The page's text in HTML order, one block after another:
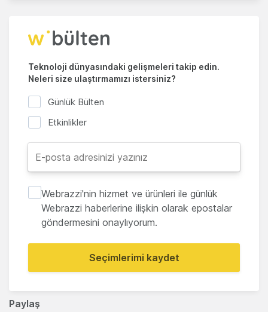
Paylaş
Teknoloji dünyasındaki gelişmeleri takip edin.
Neleri size ulaştırmamızı istersiniz?
Günlük Bülten
Etkinlikler
Webrazzi'nin hizmet ve ürünleri ile günlük
Webrazzi haberlerine ilişkin olarak epostalar
göndermesini onaylıyorum.
Seçimlerimi kaydet